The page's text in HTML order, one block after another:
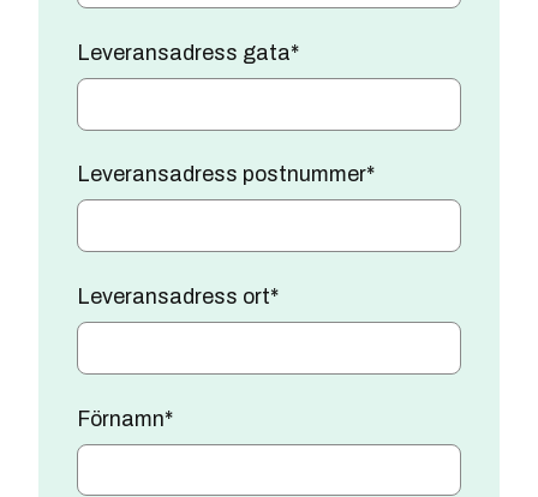
Leveransadress gata*
Leveransadress postnummer*
Leveransadress ort*
Förnamn*